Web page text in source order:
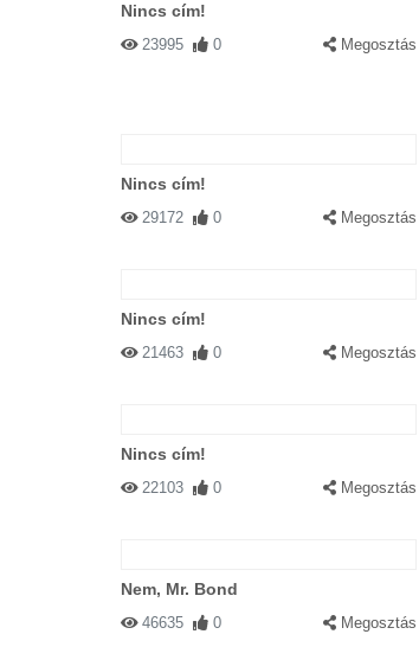
Nincs cím!
23995 0 Megosztás
Nincs cím!
29172 0 Megosztás
Nincs cím!
21463 0 Megosztás
Nincs cím!
22103 0 Megosztás
Nem, Mr. Bond
46635 0 Megosztás